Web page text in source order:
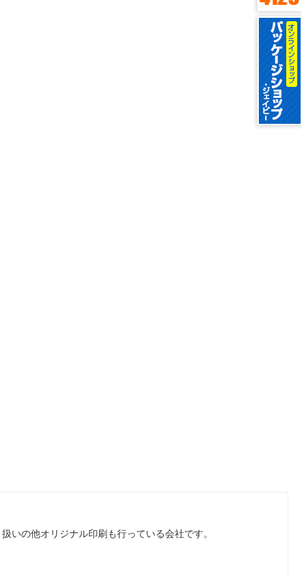
いの他オリジナル印刷も行っている会社です。